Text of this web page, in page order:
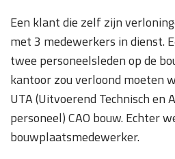
Een klant die zelf zijn
met 3 medewerkers in dienst.
twee personeelsleden op de
kantoor zou verloond moeten
UTA (Uitvoerend Technisch
personeel) CAO bouw. Echter
bouwplaatsmedewerker.